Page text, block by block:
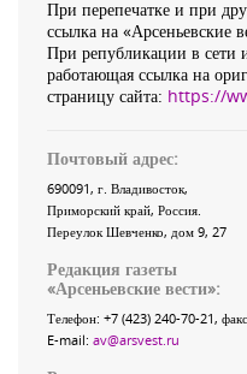
При перепечатке и при
ссылка на «Арсеньевские
При републикации в сети
работающая ссылка на
страницу сайта: https://
Почтовый адрес:
690091, г. Владивосток,
Приморский край, Россия
Переулок Шевченко, дом 9, 27
Редакция газеты
«Арсеньевские вести»:
Телефон: +7 (423) 240-70-21,
E-mail: av@arsvest.ru